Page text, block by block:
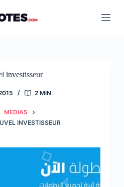
investisseur
2 MIN
MEDIAS
INVESTISSEUR